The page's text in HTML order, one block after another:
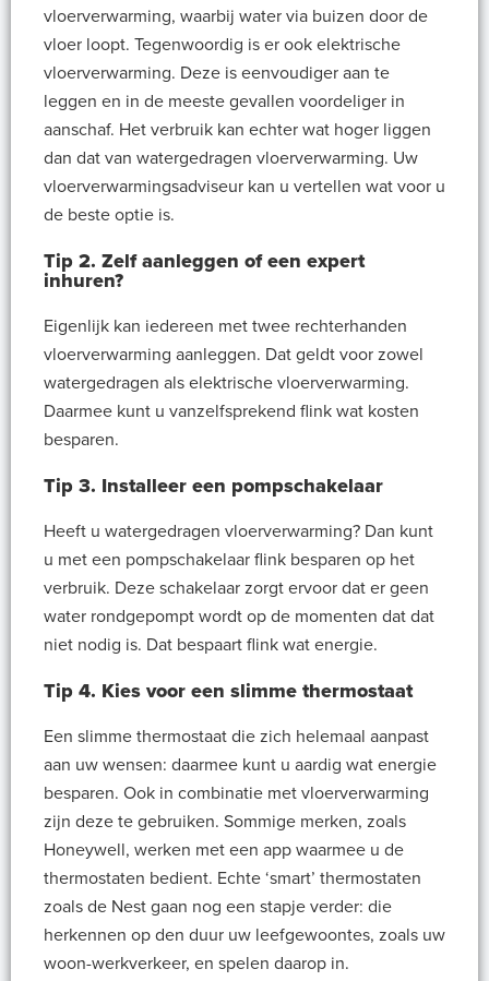
vloerverwarming, waarbij water via buizen door de
vloer loopt. Tegenwoordig is er ook elektrische
vloerverwarming. Deze is eenvoudiger aan te
leggen en in de meeste gevallen voordeliger in
aanschaf. Het verbruik kan echter wat hoger liggen
dan dat van watergedragen vloerverwarming. Uw
vloerverwarmingsadviseur kan u vertellen wat voor u
de beste optie is.
Tip 2. Zelf aanleggen of een expert
inhuren?
Eigenlijk kan iedereen met twee rechterhanden
vloerverwarming aanleggen. Dat geldt voor zowel
watergedragen als elektrische vloerverwarming.
Daarmee kunt u vanzelfsprekend flink wat kosten
besparen.
Tip 3. Installeer een pompschakelaar
Heeft u watergedragen vloerverwarming? Dan kunt
u met een pompschakelaar flink besparen op het
verbruik. Deze schakelaar zorgt ervoor dat er geen
water rondgepompt wordt op de momenten dat dat
niet nodig is. Dat bespaart flink wat energie.
Tip 4. Kies voor een slimme thermostaat
Een slimme thermostaat die zich helemaal aanpast
aan uw wensen: daarmee kunt u aardig wat energie
besparen. Ook in combinatie met vloerverwarming
zijn deze te gebruiken. Sommige merken, zoals
Honeywell, werken met een app waarmee u de
thermostaten bedient. Echte ‘smart’ thermostaten
zoals de Nest gaan nog een stapje verder: die
herkennen op den duur uw leefgewoontes, zoals uw
woon-werkverkeer, en spelen daarop in.